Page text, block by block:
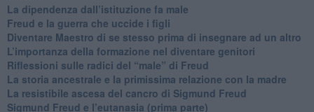
La dipendenza dall’istituzione fa male
​Freud e la guerra che uccide i figli
​Diventare Maestro di se stesso prima di insegnare ad un altro
L’importanza della formazione nel diventare genitori
Riflessioni sulle radici del “male” di Freud
​La storia ancestrale e la primissima relazione con la madre
​La resistibile ascesa del cancro di Sigmund Freud
Sigmund Freud e l’eutanasia (prima parte)